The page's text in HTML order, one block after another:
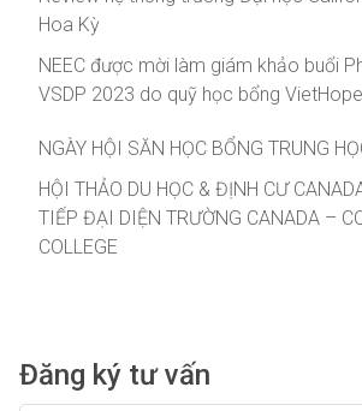
Hoa Kỳ
NEEC được mời làm giám khảo buổi
VSDP 2023 do quỹ học bổng
NGÀY HỘI SĂN HỌC BỔNG TRUNG
HỘI THẢO DU HỌC & ĐỊNH CƯ
TIẾP ĐẠI DIỆN TRƯỜNG CANADA –
COLLEGE
Đăng ký tư vấn